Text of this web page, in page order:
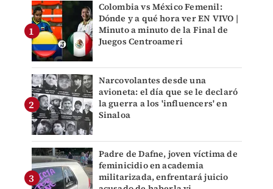
Colombia vs México Femenil:
Dónde y a qué hora ver EN VIVO |
Minuto a minuto de la Final de
Juegos Centroameri
Narcovolantes desde una
avioneta: el día que se le declaró
la guerra a los 'influencers' en
Sinaloa
Padre de Dafne, joven víctima de
feminicidio en academia
militarizada, enfrentará juicio